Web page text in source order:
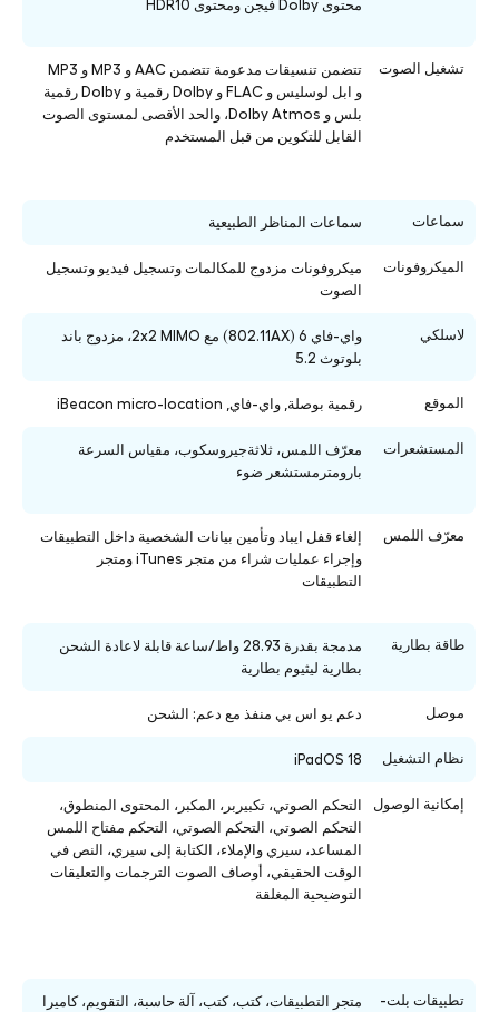
محتوى Dolby فيجن ومحتوى HDR10
تشغيل الصوت
تتضمن تنسيقات مدعومة تتضمن AAC و MP3 و MP3
و ابل لوسليس و FLAC و Dolby رقمية و Dolby رقمية
بلس و Dolby Atmos، والحد الأقصى لمستوى الصوت
القابل للتكوين من قبل المستخدم
سماعات سماعات المناظر الطبيعية
الميكروفونات
ميكروفونات مزدوج للمكالمات وتسجيل فيديو وتسجيل
الصوت
لاسلكي
واي-فاي 6 (802.11AX) مع 2x2 MIMO، مزدوج باند
بلوتوث 5.2
الموقع رقمية بوصلة, واي-فاي, iBeacon micro-location
المستشعرات
معرّف اللمس، ثلاثةجيروسكوب، مقياس السرعة
بارومترمستشعر ضوء
معرّف اللمس
إلغاء قفل ايباد وتأمين بيانات الشخصية داخل التطبيقات
وإجراء عمليات شراء من متجر iTunes ومتجر
التطبيقات
طاقة بطارية
مدمجة بقدرة 28.93 واط/ساعة قابلة لاعادة الشحن
بطارية ليثيوم بطارية
موصل دعم يو اس بي منفذ مع دعم: الشحن
نظام التشغيل iPadOS 18
إمكانية الوصول
التحكم الصوتي، تكبيربر، المكبر، المحتوى المنطوق،
التحكم الصوتي، التحكم الصوتي، التحكم مفتاح اللمس
المساعد، سيري والإملاء، الكتابة إلى سيري، النص في
الوقت الحقيقي، أوصاف الصوت الترجمات والتعليقات
التوضيحية المغلقة
تطبيقات بلت- متجر التطبيقات، كتب، كتب، آلة حاسبة، التقويم، كاميرا